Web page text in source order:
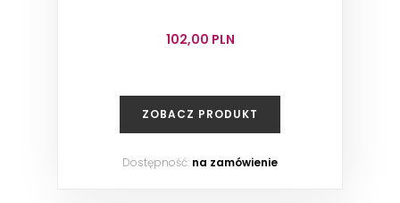
102,00 PLN
ZOBACZ PRODUKT
Dostępność: na zamówienie